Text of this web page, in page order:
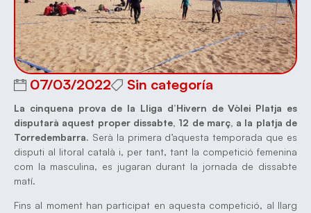
07/03/2022 Sin categoría
La cinquena prova de la Lliga d’Hivern de Vòlei Platja es
disputarà aquest proper dissabte, 12 de març, a la platja de
Torredembarra. Serà la primera d’aquesta temporada que es
disputi al litoral català i, per tant, tant la competició femenina
com la masculina, es jugaran durant la jornada de dissabte
matí.
Fins al moment han participat en aquesta competició, al llarg